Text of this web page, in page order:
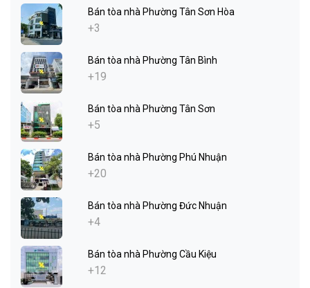
Bán tòa nhà Phường Tân Sơn Hòa
+3
Bán tòa nhà Phường Tân Bình
+19
Bán tòa nhà Phường Tân Sơn
+5
Bán tòa nhà Phường Phú Nhuận
+20
Bán tòa nhà Phường Đức Nhuận
+4
Bán tòa nhà Phường Cầu Kiệu
+12